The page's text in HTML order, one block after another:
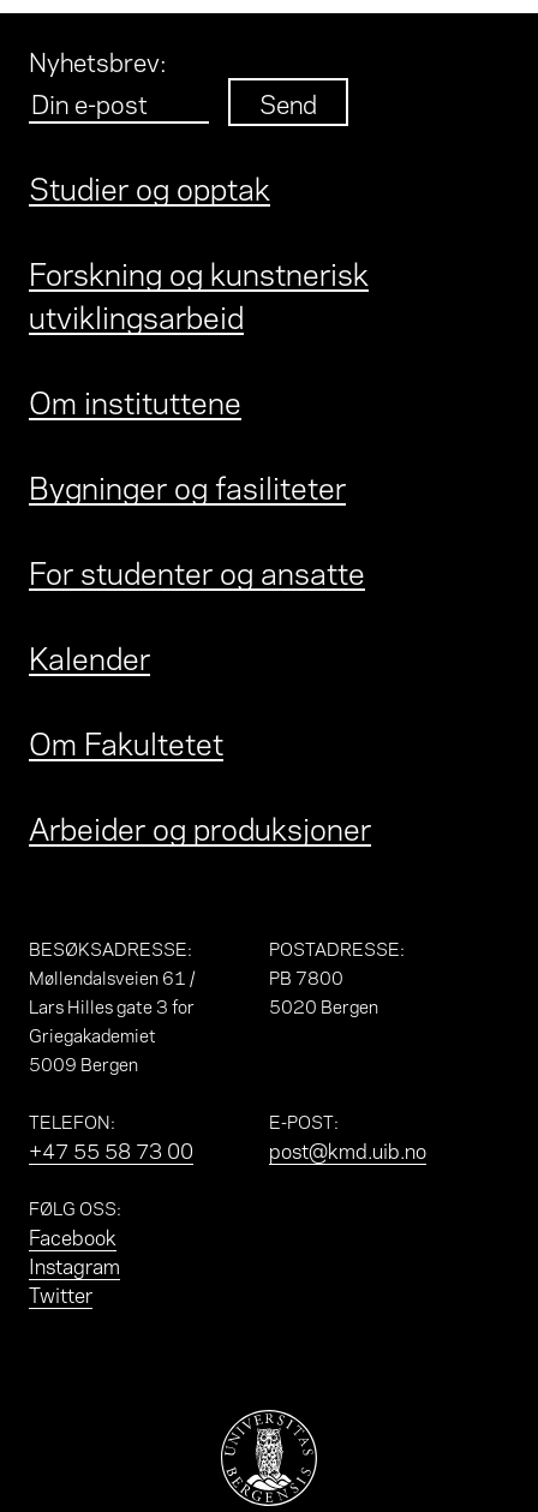
BESØKSADRESSE:
Møllendalsveien 61 /
Lars Hilles gate 3 for
Griegakademiet
5009 Bergen
POSTADRESSE:
PB 7800
5020 Bergen
TELEFON:
+47 55 58 73 00
E-POST:
post@kmd.uib.no
FØLG OSS:
Facebook
Instagram
Twitter
Nyhetsbrev:
Studier og opptak
Forskning og kunstnerisk
utviklingsarbeid
Om instituttene
Bygninger og fasiliteter
For studenter og ansatte
Kalender
Om Fakultetet
Arbeider og produksjoner